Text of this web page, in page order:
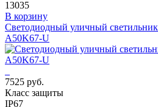
13035
В корзину
Светодиодный уличный
A50K67-U
7525 руб.
Класс защиты
IP67